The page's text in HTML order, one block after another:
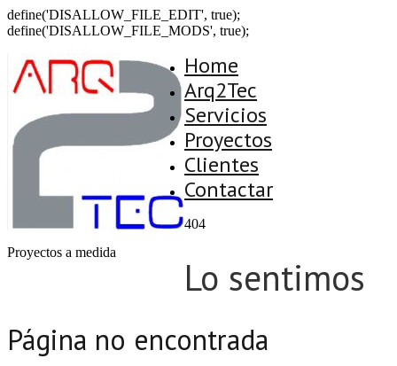
define('DISALLOW_FILE_EDIT', true);
define('DISALLOW_FILE_MODS', true);
Proyectos a medida
Home
Arq2Tec
Servicios
Proyectos
Clientes
Contactar
404
Lo sentimos
Página no encontrada